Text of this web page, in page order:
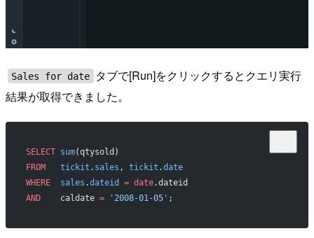
Sales for date
タブで[Run]をクリックするとクエリ実行
結果が取得できました。
SELECT sum(qtysold)
FROM
   tickit
. sales , tickit .date
WHERE
  sales
.dateid = date.dateid
AND
    caldate
= '2008-01-05' ;